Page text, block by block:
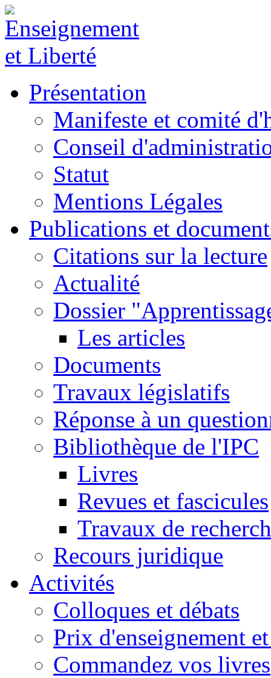
Présentation
Manifeste et comité
Conseil
Statut
Mentions Légales
Publications et
Citations sur la lecture
Actualité
Dossier
Les articles
Documents
Travaux législatifs
Réponse à un
Bibliothèque de l'IPC
Livres
Revues et fascicules
Travaux de
Recours juridique
Activités
Colloques et débats
Prix d'enseignement
Commandez vos livres